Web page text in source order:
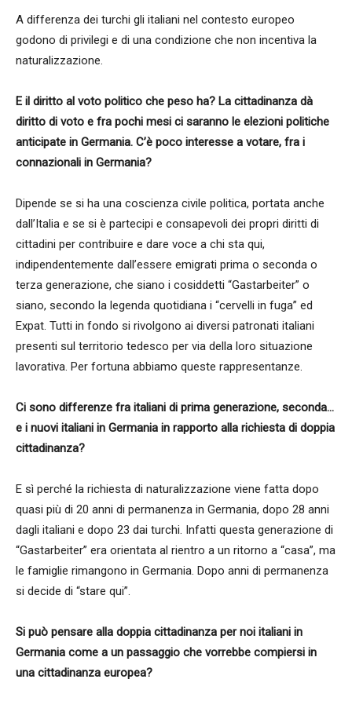
A differenza dei turchi gli italiani nel contesto europeo
godono di privilegi e di una condizione che non incentiva la
naturalizzazione.
E il diritto al voto politico che peso ha? La cittadinanza dà
diritto di voto e fra pochi mesi ci saranno le elezioni politiche
anticipate in Germania. C’è poco interesse a votare, fra i
connazionali in Germania?
Dipende se si ha una coscienza civile politica, portata anche
dall’Italia e se si è partecipi e consapevoli dei propri diritti di
cittadini per contribuire e dare voce a chi sta qui,
indipendentemente dall’essere emigrati prima o seconda o
terza generazione, che siano i cosiddetti “Gastarbeiter” o
siano, secondo la legenda quotidiana i “cervelli in fuga” ed
Expat. Tutti in fondo si rivolgono ai diversi patronati italiani
presenti sul territorio tedesco per via della loro situazione
lavorativa. Per fortuna abbiamo queste rappresentanze.
Ci sono differenze fra italiani di prima generazione, seconda…
e i nuovi italiani in Germania in rapporto alla richiesta di doppia
cittadinanza?
E sì perché la richiesta di naturalizzazione viene fatta dopo
quasi più di 20 anni di permanenza in Germania, dopo 28 anni
dagli italiani e dopo 23 dai turchi. Infatti questa generazione di
“Gastarbeiter” era orientata al rientro a un ritorno a “casa”, ma
le famiglie rimangono in Germania. Dopo anni di permanenza
si decide di “stare qui”.
Si può pensare alla doppia cittadinanza per noi italiani in
Germania come a un passaggio che vorrebbe compiersi in
una cittadinanza europea?